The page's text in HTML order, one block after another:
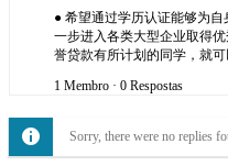
● 希望通过学历认证能够为
一步进入各类大型企业取得
誉贷款有所计划的同学，就
1 Membro · 0 Respostas
Sorry, there were no replies